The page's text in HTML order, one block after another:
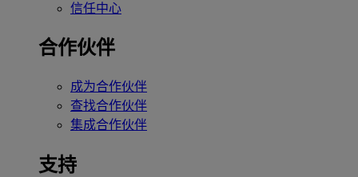
信任中心
合作伙伴
成为合作伙伴
查找合作伙伴
集成合作伙伴
支持